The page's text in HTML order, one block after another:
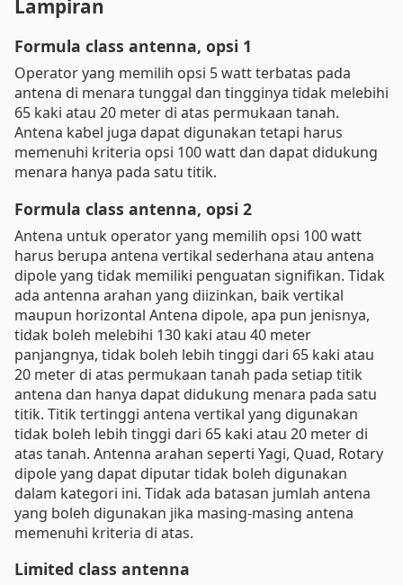
Lampiran
Formula class antenna, opsi 1
Operator yang memilih opsi 5 watt terbatas pada
antena di menara tunggal dan tingginya tidak melebihi
65 kaki atau 20 meter di atas permukaan tanah.
Antena kabel juga dapat digunakan tetapi harus
memenuhi kriteria opsi 100 watt dan dapat didukung
menara hanya pada satu titik.
Formula class antenna, opsi 2
Antena untuk operator yang memilih opsi 100 watt
harus berupa antena vertikal sederhana atau antena
dipole yang tidak memiliki penguatan signifikan. Tidak
ada antenna arahan yang diizinkan, baik vertikal
maupun horizontal Antena dipole, apa pun jenisnya,
tidak boleh melebihi 130 kaki atau 40 meter
panjangnya, tidak boleh lebih tinggi dari 65 kaki atau
20 meter di atas permukaan tanah pada setiap titik
antena dan hanya dapat didukung menara pada satu
titik. Titik tertinggi antena vertikal yang digunakan
tidak boleh lebih tinggi dari 65 kaki atau 20 meter di
atas tanah. Antenna arahan seperti Yagi, Quad, Rotary
dipole yang dapat diputar tidak boleh digunakan
dalam kategori ini. Tidak ada batasan jumlah antena
yang boleh digunakan jika masing-masing antena
memenuhi kriteria di atas.
Limited class antenna